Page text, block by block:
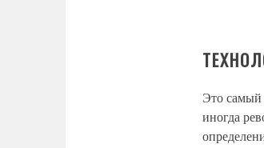
Это самый
иногда